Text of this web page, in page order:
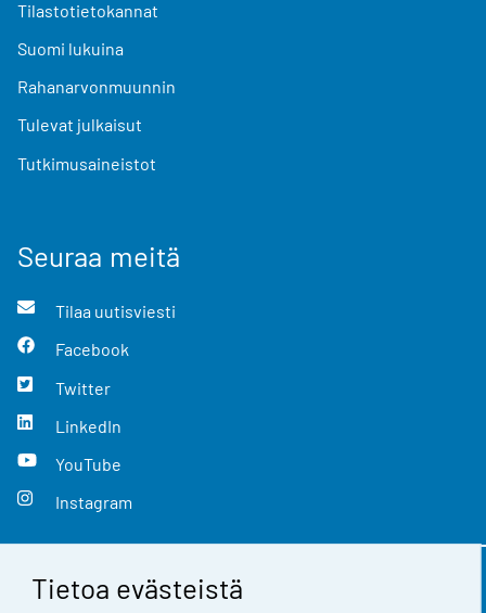
Tietoa evästeistä
Tilastotietokannat
Suomi lukuina
Rahanarvonmuunnin
Tulevat julkaisut
Tutkimusaineistot
Seuraa meitä
Tilaa uutisviesti
Facebook
Twitter
LinkedIn
YouTube
Instagram
Yhteystiedot